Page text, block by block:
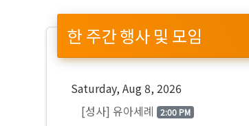
한 주간 행사 및 모임
Saturday, Aug 8, 2026
[성사] 유아세례
2:00 PM